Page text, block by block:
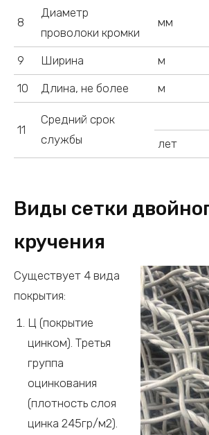
8
Диаметр
проволоки кромки
мм
9 Ширина м
10
Длина, не более м
11
Средний срок
службы
лет
Виды сетки
кручения
Существует 4 вида
покрытия:
Ц (покрытие
цинком). Третья
группа
оцинкования
(плотность слоя
цинка 245гр/м2).